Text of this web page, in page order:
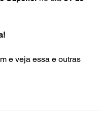
e veja essa e outras